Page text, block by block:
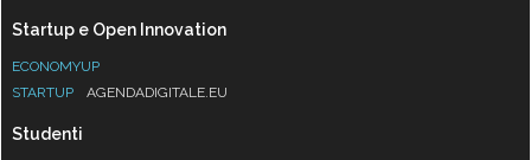
Startup e Open Innovation
ECONOMYUP
STARTUP
AGENDADIGITALE.EU
Studenti